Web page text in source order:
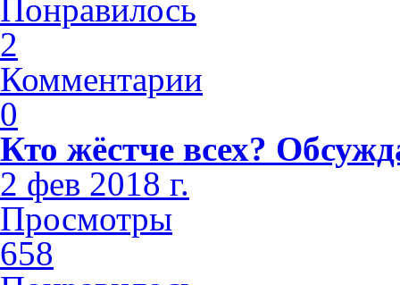
Понравилось
2
Комментарии
0
Кто жёстче всех?
2 фев 2018 г.
Просмотры
658